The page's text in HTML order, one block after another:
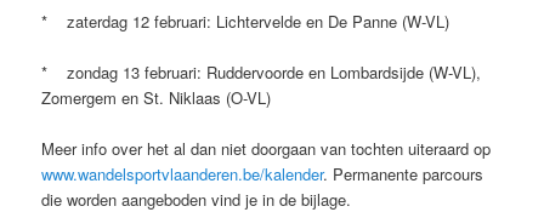
* zaterdag 12 februari: Lichtervelde en De Panne (W-VL)
* zondag 13 februari: Ruddervoorde en Lombardsijde (W-VL),
Zomergem en St. Niklaas (O-VL)
Meer info over het al dan niet doorgaan van tochten uiteraard op
www.wandelsportvlaanderen.be/kalender. Permanente parcours
die worden aangeboden vind je in de bijlage.